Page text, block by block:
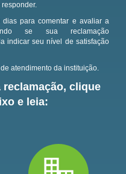
para comentar e avaliar a
se sua reclamação
indicar seu nível de satisfação
atendimento da instituição.
clique
e leia: